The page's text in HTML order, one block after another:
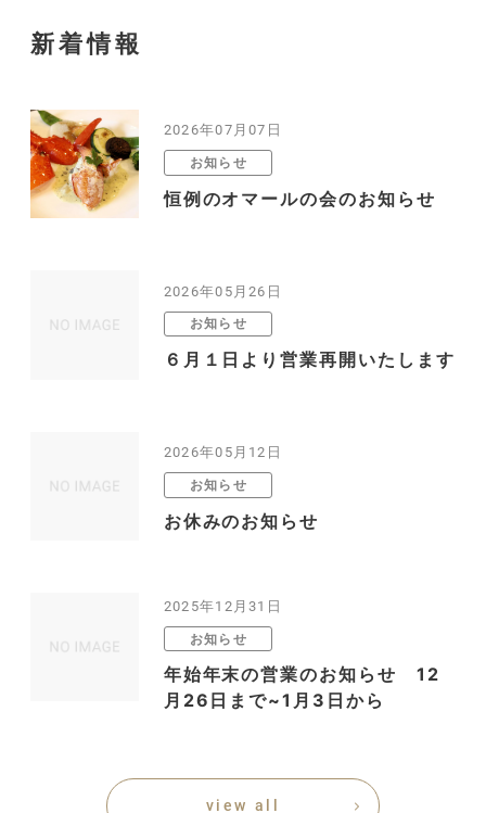
新着情報
2026年07月07日
お知らせ
恒例のオマールの会のお知らせ
2026年05月26日
お知らせ
６月１日より営業再開いたします
2026年05月12日
お知らせ
お休みのお知らせ
2025年12月31日
お知らせ
年始年末の営業のお知らせ 12
月26日まで~1月3日から
view all